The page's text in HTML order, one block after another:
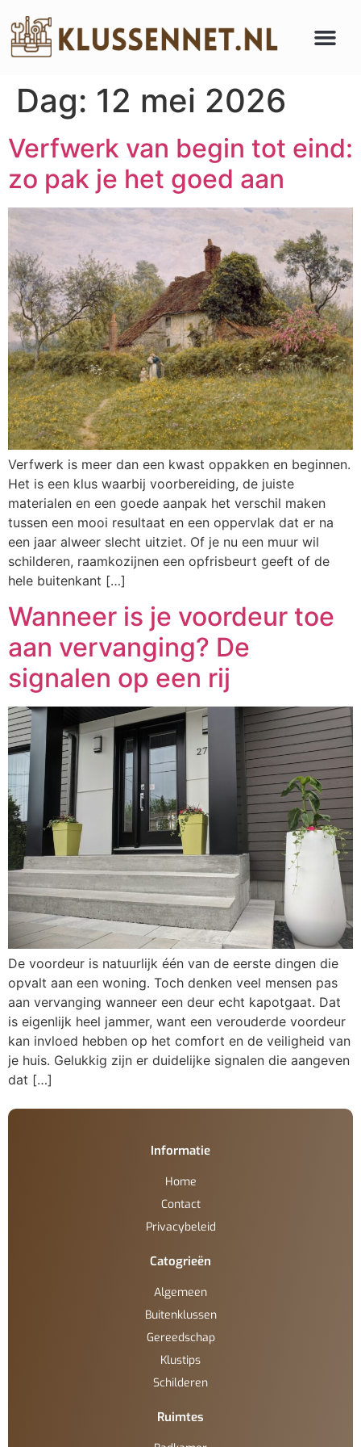
Dag: 12 mei 2026
Verfwerk van begin tot eind:
zo pak je het goed aan
Verfwerk is meer dan een kwast oppakken en beginnen.
Het is een klus waarbij voorbereiding, de juiste
materialen en een goede aanpak het verschil maken
tussen een mooi resultaat en een oppervlak dat er na
een jaar alweer slecht uitziet. Of je nu een muur wil
schilderen, raamkozijnen een opfrisbeurt geeft of de
hele buitenkant […]
Wanneer is je voordeur toe
aan vervanging? De
signalen op een rij
De voordeur is natuurlijk één van de eerste dingen die
opvalt aan een woning. Toch denken veel mensen pas
aan vervanging wanneer een deur echt kapotgaat. Dat
is eigenlijk heel jammer, want een verouderde voordeur
kan invloed hebben op het comfort en de veiligheid van
je huis. Gelukkig zijn er duidelijke signalen die aangeven
dat […]
Informatie
Home
Contact
Privacybeleid
Catogrieën
Algemeen
Buitenklussen
Gereedschap
Klustips
Schilderen
Ruimtes